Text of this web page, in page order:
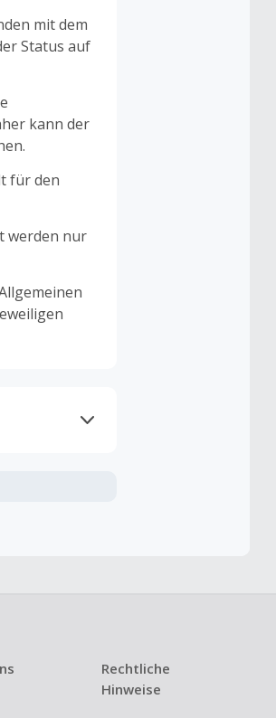
mit dem
Status auf
kann der
für den
werden nur
Rechtliche
Hinweise